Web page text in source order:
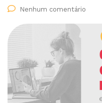
Nenhum comentário